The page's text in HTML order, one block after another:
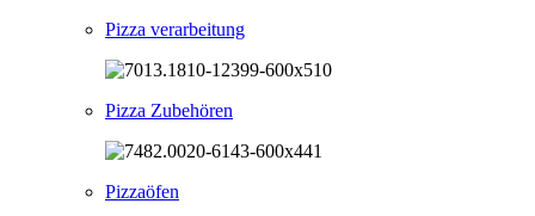
Pizza verarbeitung
Pizza Zubehören
Pizzaöfen